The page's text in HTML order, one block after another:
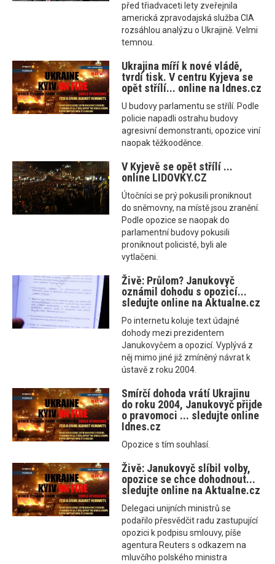
před třiadvaceti lety zveřejnila
americká zpravodajská služba CIA
rozsáhlou analýzu o Ukrajině. Velmi
temnou.
Ukrajina míří k nové vládě,
tvrdí tisk. V centru Kyjeva se
opět střílí... online na Idnes.cz
U budovy parlamentu se střílí. Podle
policie napadli ostrahu budovy
agresivní demonstranti, opozice viní
naopak těžkooděnce.
V Kyjevě se opět střílí ...
online LIDOVKY.CZ
Útočníci se prý pokusili proniknout
do sněmovny, na místě jsou zranění.
Podle opozice se naopak do
parlamentní budovy pokusili
proniknout policisté, byli ale
vytlačeni.
Živě: Průlom? Janukovyč
oznámil dohodu s opozicí...
sledujte online na Aktualne.cz
Po internetu koluje text údajné
dohody mezi prezidentem
Janukovyčem a opozicí. Vyplývá z
něj mimo jiné již zmíněný návrat k
ústavě z roku 2004.
Smírčí dohoda vrátí Ukrajinu
do roku 2004, Janukovyč přijde
o pravomoci ... sledujte online
Idnes.cz
Opozice s tím souhlasí.
Živě: Janukovyč slíbil volby,
opozice se chce dohodnout...
sledujte online na Aktualne.cz
Delegaci unijních ministrů se
podařilo přesvědčit radu zastupující
opozici k podpisu smlouvy, píše
agentura Reuters s odkazem na
mluvčího polského ministra